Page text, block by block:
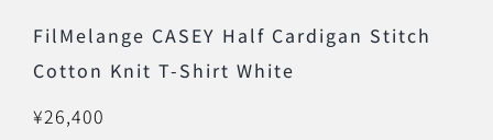
FilMelange CASEY Half Cardigan Stitch
Cotton Knit T-Shirt White
¥26,400